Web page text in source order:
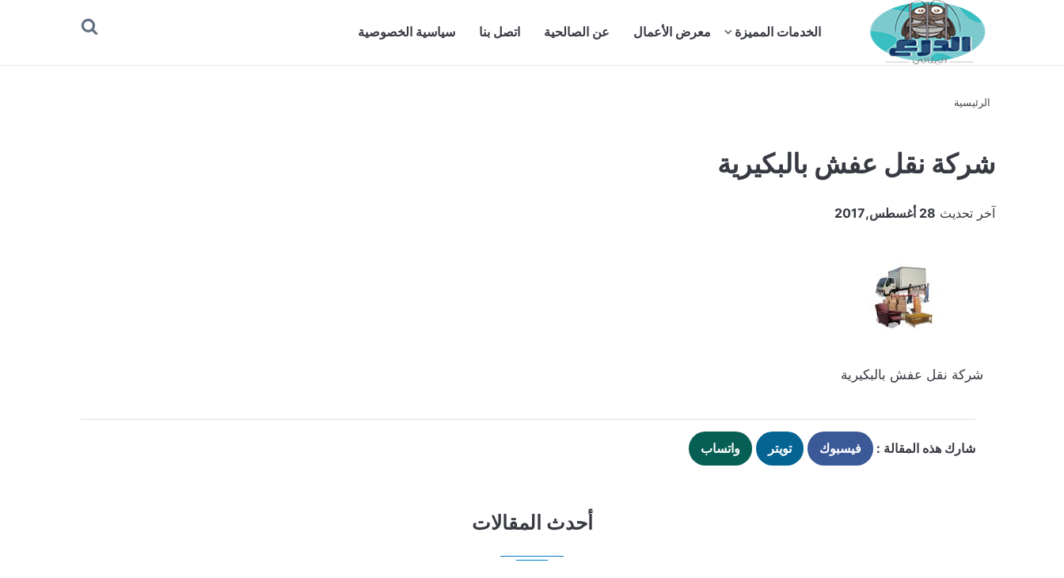
بحث الخدمات المميزة معرض الأعمال عن الصالحية اتصل بنا سياسية الخصوصية
الرئيسية
شركة نقل عفش بالبكيرية
آخر تحديث 28 أغسطس,2017
شركة نقل عفش بالبكيرية
شارك هذه المقالة : فيسبوك تويتر واتساب
أحدث المقالات